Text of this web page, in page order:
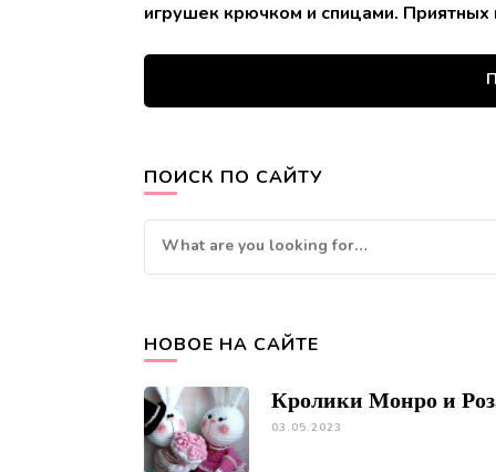
игрушек крючком и спицами. Приятных
ПОИСК ПО САЙТУ
Looking
for
НОВОЕ НА САЙТЕ
Кролики Монро и
03.05.2023